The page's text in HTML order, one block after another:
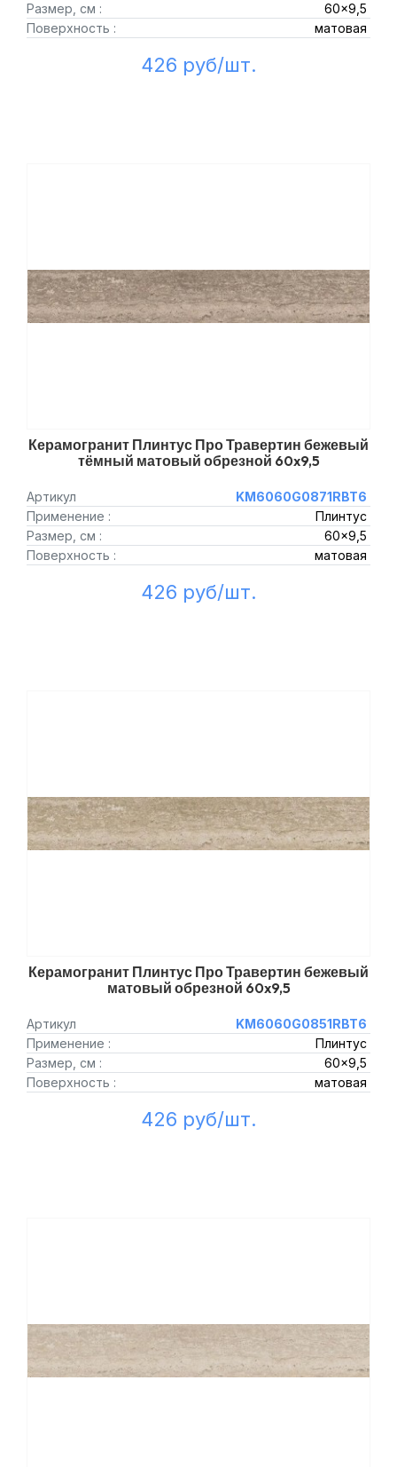
Размер, см :
60x9,5
Поверхность :
матовая
426 руб/шт.
Керамогранит Плинтус Про Травертин бежевый
тёмный матовый обрезной 60x9,5
Артикул
KM6060G0871RBT6
Применение :
Плинтус
Размер, см :
60x9,5
Поверхность :
матовая
426 руб/шт.
Керамогранит Плинтус Про Травертин бежевый
матовый обрезной 60x9,5
Артикул
KM6060G0851RBT6
Применение :
Плинтус
Размер, см :
60x9,5
Поверхность :
матовая
426 руб/шт.